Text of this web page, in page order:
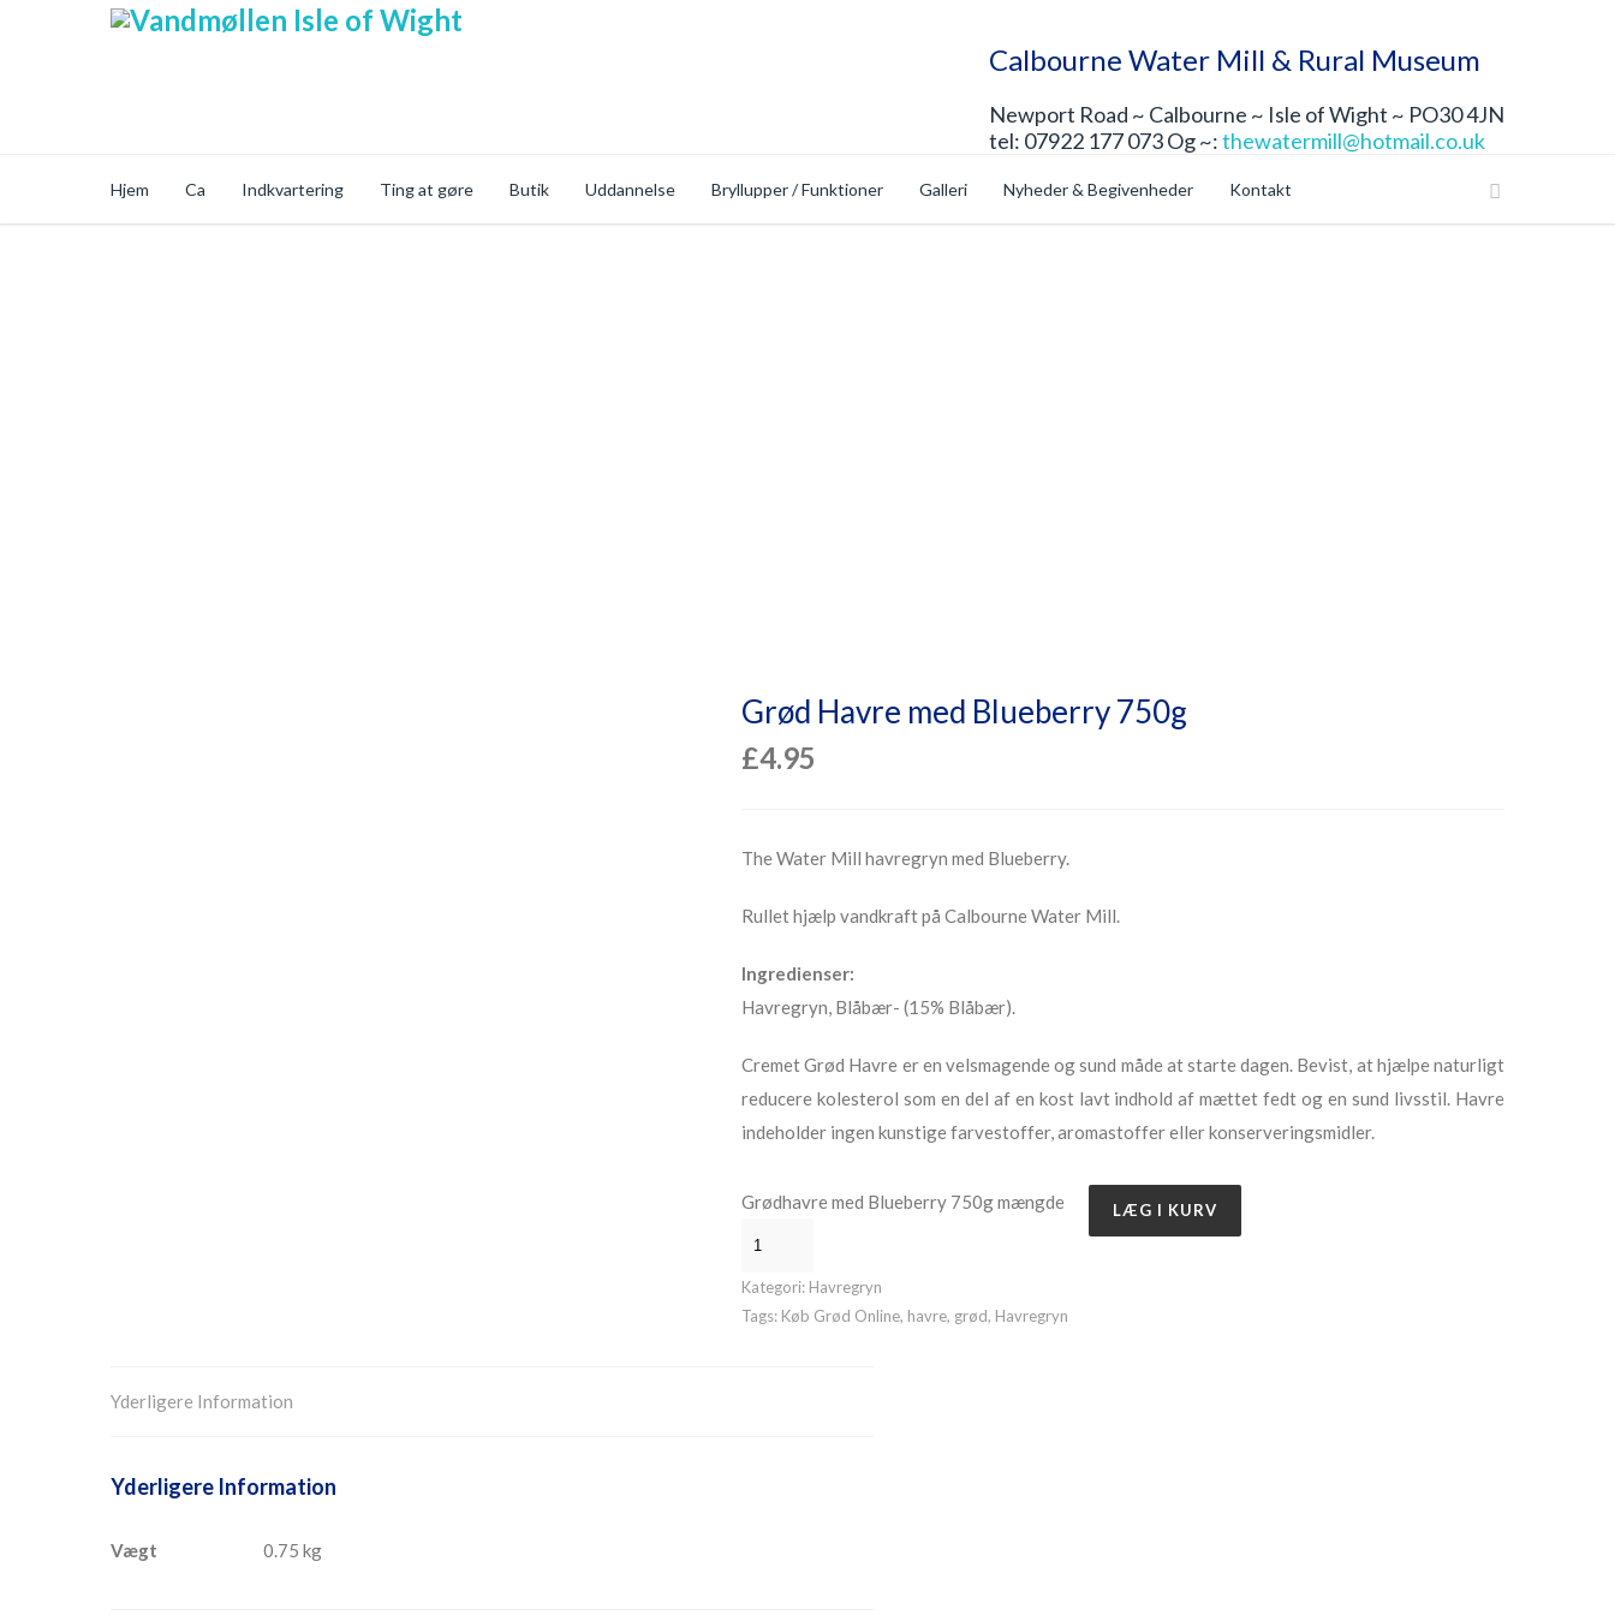
Calbourne Water Mill & Rural Museum
Newport Road ~ Calbourne ~ Isle of Wight ~ PO30 4JN
tel: 07922 177 073 Og ~:thewatermill@hotmail.co.uk
Hjem Ca Indkvartering Ting at gøre Butik Uddannelse Bryllupper / Funktioner Galleri Nyheder & Begivenheder Kontakt
Grød Havre med Blueberry 750g
£4.95
The Water Mill havregryn med Blueberry.
Rullet hjælp vandkraft på Calbourne Water Mill.
Ingredienser:
Havregryn, Blåbær- (15% Blåbær).
Cremet Grød Havre er en velsmagende og sund måde at starte dagen. Bevist, at hjælpe naturligt
reducere kolesterol som en del af en kost lavt indhold af mættet fedt og en sund livsstil. Havre
indeholder ingen kunstige farvestoffer, aromastoffer eller konserveringsmidler.
Grødhavre med Blueberry 750g mængde LÆG I KURV
Kategori: Havregryn
Tags: Køb Grød Online, havre, grød, Havregryn
Yderligere Information
Yderligere Information
Vægt 0.75 kg